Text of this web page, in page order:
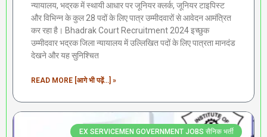
न्यायालय, भद्रक में स्थायी आधार पर जूनियर क्लर्क, जूनियर टाइपिस्ट
और विभिन्न के कुल 28 पदों के लिए पात्र उम्मीदवारों से आवेदन आमंत्रित
कर रहा है। Bhadrak Court Recruitment 2024 इच्छुक
उम्मीदवार भद्रक जिला न्यायालय में उल्लिखित पदों के लिए पात्रता मानदंड
देखने और यह सुनिश्चित
READ MORE [आगे भी पढ़ें...] »
EX SERVICEMEN GOVERNMENT JOBS सैनिक भर्ती